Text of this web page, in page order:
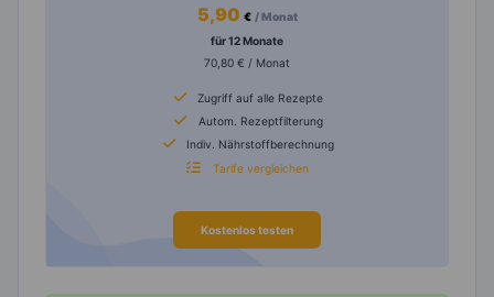
5,90 € / Monat
für 12 Monate
70,80 € / Monat
Zugriff auf alle Rezepte
Autom. Rezeptfilterung
Indiv. Nährstoffberechnung
Tarife vergleichen
Kostenlos testen